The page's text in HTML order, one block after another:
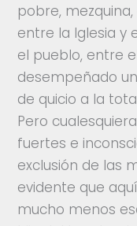
pobre,
entre la Iglesia y
el pueblo, entre
desempeñado
de quicio a la
Pero
fuertes e
exclusión de las
evidente que
mucho menos